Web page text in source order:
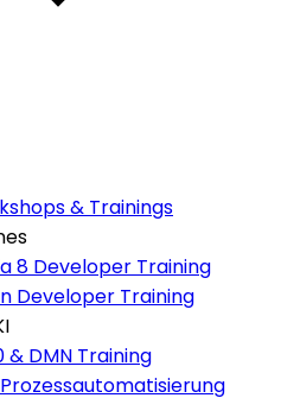
& Trainings
8 Developer Training
Developer Training
& DMN Training